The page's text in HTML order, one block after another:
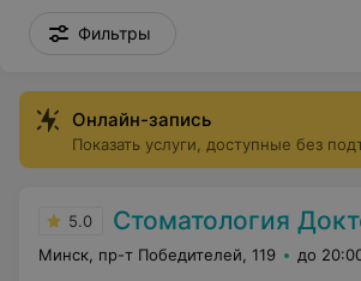
Фильтры
Онлайн-запись
Показать услуги, доступные без
5.0 Стоматология
Минск, пр-т Победителей, 119 до